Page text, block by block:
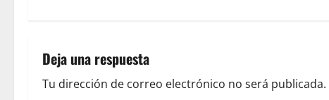
Deja una respuesta
Tu dirección de correo electrónico no será publicada.